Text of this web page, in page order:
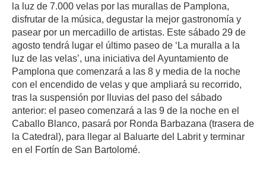
la luz de 7.000 velas por las murallas de Pamplona,
disfrutar de la música, degustar la mejor gastronomía y
pasear por un mercadillo de artistas. Este sábado 29 de
agosto tendrá lugar el último paseo de ‘La muralla a la
luz de las velas’, una iniciativa del Ayuntamiento de
Pamplona que comenzará a las 8 y media de la noche
con el encendido de velas y que ampliará su recorrido,
tras la suspensión por lluvias del paso del sábado
anterior: el paseo comenzará a las 9 de la noche en el
Caballo Blanco, pasará por Ronda Barbazana (trasera de
la Catedral), para llegar al Baluarte del Labrit y terminar
en el Fortín de San Bartolomé.